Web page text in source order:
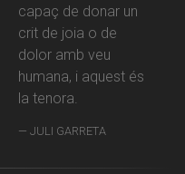
capaç de donar un
crit de joia o de
dolor amb veu
humana, i aquest és
la tenora.
JULI GARRETA